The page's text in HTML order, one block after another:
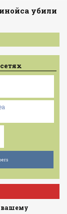
убили
вашему